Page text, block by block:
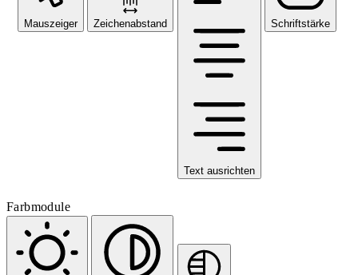
Mauszeiger Zeichenabstand
Text ausrichten
Schriftstärke
Farbmodule